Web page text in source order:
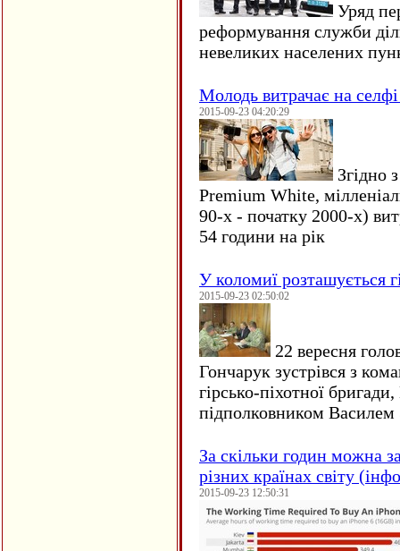
Уряд
реформування служби
невеликих населених
Молодь витрачає на
2015-09-23 04:20:29
Згідно
Premium White,
90-х - початку 2000-х)
54 години на рік
У коломиї розташується
2015-09-23 02:50:02
22 вересня
Гончарук зустрівся з
гірсько-піхотної
підполковником
За скільки годин можна
різних країнах світу
2015-09-23 12:50:31